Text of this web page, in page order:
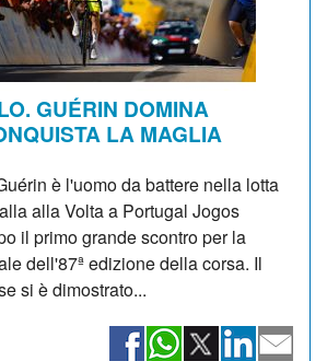
GUÉRIN DOMINA
LA MAGLIA
è l'uomo da battere nella lotta
alla Volta a Portugal Jogos
il primo grande scontro per la
dell'87ª edizione della corsa. Il
si è dimostrato...